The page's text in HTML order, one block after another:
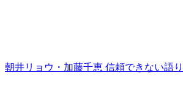
朝井リョウ・加藤千恵 信頼できない語